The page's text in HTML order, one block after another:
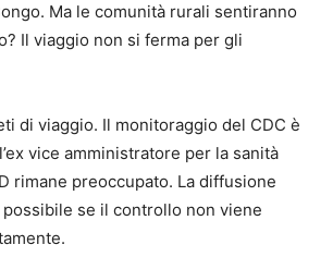
Ma le comunità rurali sentiranno
Il viaggio non si ferma per gli
di viaggio. Il monitoraggio del CDC è
vice amministratore per la sanità
rimane preoccupato. La diffusione
se il controllo non viene